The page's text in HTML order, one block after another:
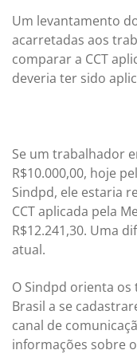
Um levantamento
acarretadas aos
comparar a CCT
deveria ter sido
Se um trabalhador
R$10.000,00, hoje
Sindpd, ele estaria
CCT aplicada pela
R$12.241,30. Uma
atual.
O Sindpd orienta
Brasil a se
canal de
informações sobre